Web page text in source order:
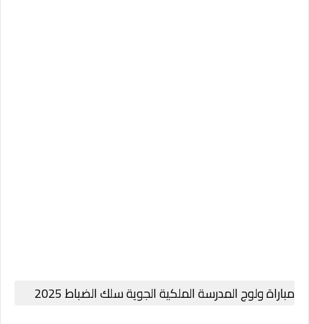
مباراة ولوج المدرسة الملكية الجوية سلك الضباط 2025